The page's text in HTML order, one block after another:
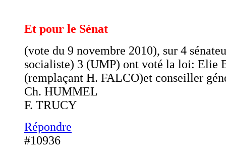
Et pour le Sénat
(vote du 9 novembre 2010), sur 4
socialiste) 3 (UMP) ont voté la loi: Elie
(remplaçant H. FALCO)et conseiller
Ch. HUMMEL
F. TRUCY
Répondre
#10936